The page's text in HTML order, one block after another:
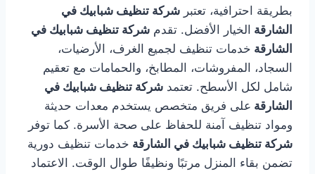
بطريقة احترافية، تعتبر شركة تنظيف شبابيك في
الشارقة الخيار الأفضل. تقدم شركة تنظيف شبابيك في
الشارقة خدمات تنظيف لجميع الغرف، الأرضيات،
السجاد، المفروشات، المطابخ، والحمامات مع تعقيم
شامل لكل الأسطح. تعتمد شركة تنظيف شبابيك في
الشارقة على فريق متخصص يستخدم معدات حديثة
ومواد تنظيف آمنة للحفاظ على صحة الأسرة. كما توفر
شركة تنظيف شبابيك في الشارقة خدمات تنظيف دورية
تضمن بقاء المنزل مرتبًا ونظيفًا طوال الوقت. الاعتماد